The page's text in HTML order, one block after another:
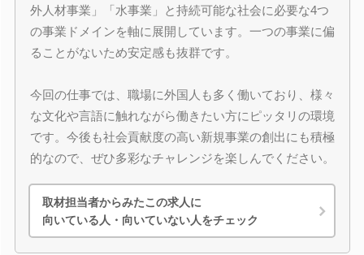
外人材事業」「水事業」と持続可能な社会に必要な4つ
の事業ドメインを軸に展開しています。一つの事業に偏
ることがないため安定感も抜群です。
今回の仕事では、職場に外国人も多く働いており、様々
な文化や言語に触れながら働きたい方にピッタリの環境
です。今後も社会貢献度の高い新規事業の創出にも積極
的なので、ぜひ多彩なチャレンジを楽しんでください。
取材担当者からみたこの求人に
向いている人・向いていない人をチェック